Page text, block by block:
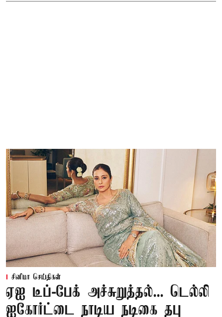
சினிமா செய்திகள்
ஏஐ டீப்-பேக் அச்சுறுத்தல்... டெல்லி
ஐகோர்ட்டை நாடிய நடிகை தபு